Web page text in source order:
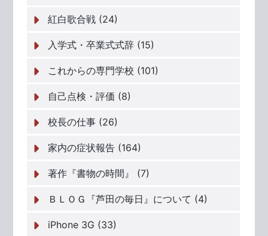
紅白歌合戦 (24)
入学式・卒業式式辞 (15)
これからの専門学校 (101)
自己点検・評価 (8)
校長の仕事 (26)
家内の症状報告 (164)
著作『書物の時間』 (7)
ＢＬＯＧ『芦田の毎日』について (4)
iPhone 3G (33)